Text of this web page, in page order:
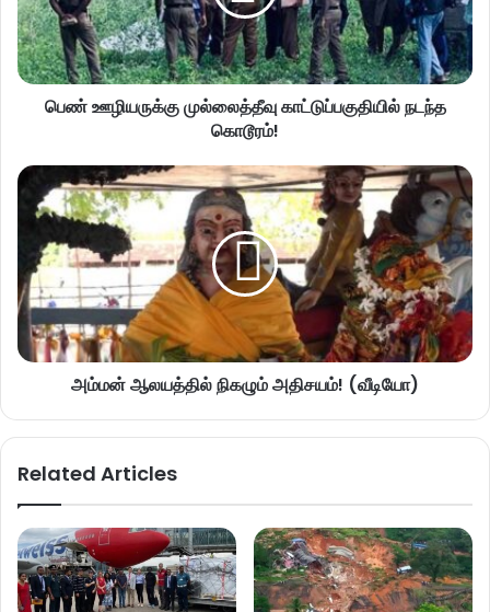
பெண் ஊழியருக்கு முல்லைத்தீவு காட்டுப்பகுதியில் நடந்த
கொடூரம்!
அம்மன் ஆலயத்தில் நிகழும் அதிசயம்! (வீடியோ)
Related Articles